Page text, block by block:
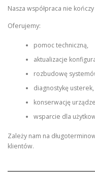
Nasza współpraca nie
Oferujemy:
pomoc techniczną,
aktualizacje
rozbudowę
diagnostykę usterek,
konserwację
wsparcie dla
Zależy nam na
klientów.